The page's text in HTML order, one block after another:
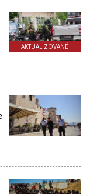
AKTUALIZOVANÉ